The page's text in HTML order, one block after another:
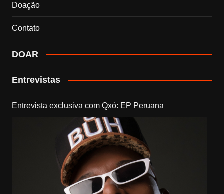
Doação
Contato
DOAR
Entrevistas
Entrevista exclusiva com Qxó: EP Peruana